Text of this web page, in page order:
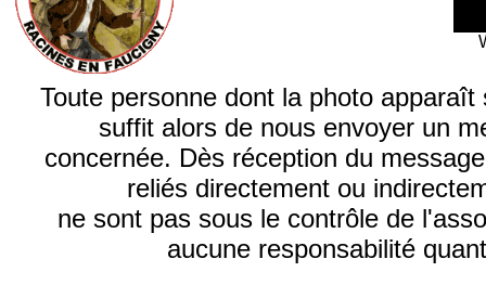
Toute personne dont la photo
suffit alors de nous envoyer un
concernée. Dès réception du
reliés directement ou
ne sont pas sous le contrôle de
aucune responsabilité